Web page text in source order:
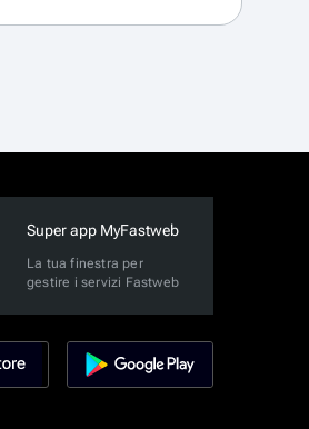
Super app MyFastweb
La tua finestra per
gestire i servizi Fastweb